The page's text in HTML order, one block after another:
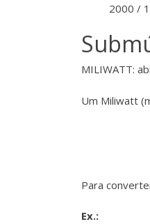
2000 /
MILIWATT:
Um Miliwatt
Para
Ex.: